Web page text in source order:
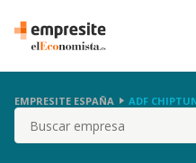
EMPRESITE ESPAÑA ADF
Buscar